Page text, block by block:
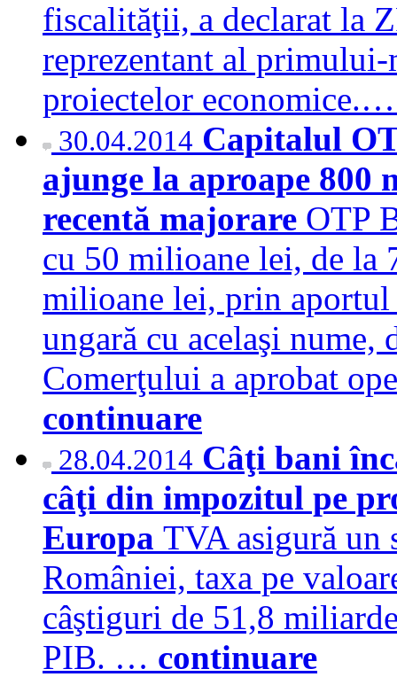
fiscalităţii, a declarat la
reprezentant al
proiectelor
30.04.2014 Capitalul
ajunge la aproape 800
recentă majorare OTP
cu 50 milioane lei, de la
milioane lei, prin
ungară cu acelaşi nume,
Comerţului a aprobat
continuare
28.04.2014 Câţi bani
câţi din impozitul pe
Europa TVA asigură un
României, taxa pe
câştiguri de 51,8
PIB. … continuare